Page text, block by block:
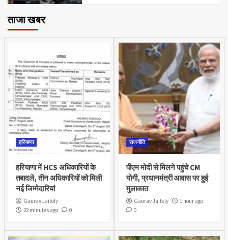
ताजा खबर
हरियाणा
हरियाणा में HCS अधिकारियों के
तबादले, तीन अधिकारियों को मिली
नई जिम्मेदारियां
Gaurav Jaitely
22 minutes ago
0
राजनीति
पीएम मोदी से मिलने पहुंचे CM
योगी, प्रधानमंत्री आवास पर हुई
मुलाकात
Gaurav Jaitely
1 hour ago
0